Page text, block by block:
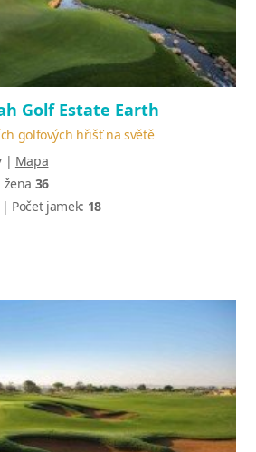
Golf Estate Earth
golfových hřišť na světě
| Mapa
žena 36
| Počet jamek: 18